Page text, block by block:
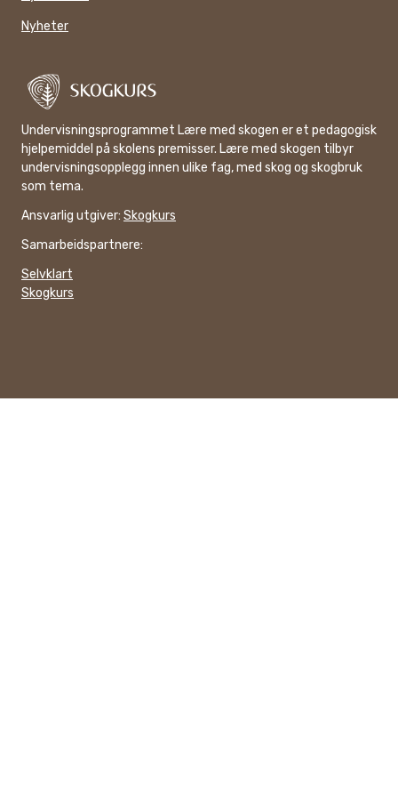
Nyheter
Undervisningsprogrammet Lære med skogen er et pedagogisk
hjelpemiddel på skolens premisser. Lære med skogen tilbyr
undervisningsopplegg innen ulike fag, med skog og skogbruk
som tema.
Ansvarlig utgiver: Skogkurs
Samarbeidspartnere:
Selvklart
Skogkurs